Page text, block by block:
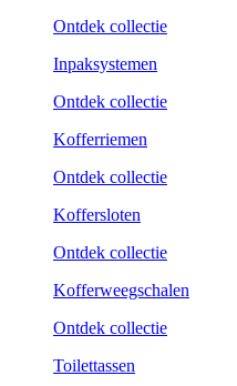
Ontdek collectie
Inpaksystemen
Ontdek collectie
Kofferriemen
Ontdek collectie
Koffersloten
Ontdek collectie
Kofferweegschalen
Ontdek collectie
Toilettassen